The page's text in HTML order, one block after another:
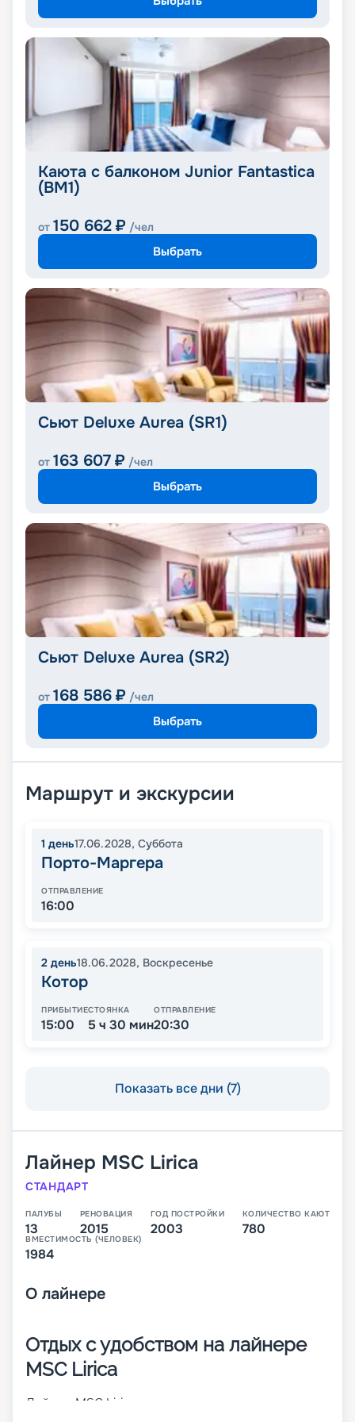
Каюта с балконом Junior Fantastica
(BM1)
от 150 662 ₽ /чел
Выбрать
Сьют Deluxe Aurea (SR1)
от 163 607 ₽ /чел
Выбрать
Сьют Deluxe Aurea (SR2)
от 168 586 ₽ /чел
Выбрать
Маршрут и экскурсии
1 день17.06.2028, Суббота
Порто-Маргера
ОТПРАВЛЕНИЕ
16:00
2 день18.06.2028, Воскресенье
Котор
ПРИБЫТИЕ
15:00
СТОЯНКА
5 ч 30 мин
ОТПРАВЛЕНИЕ
20:30
Показать все дни (7)
Лайнер MSC Lirica
СТАНДАРТ
ПАЛУБЫ
13
РЕНОВАЦИЯ
2015
ГОД ПОСТРОЙКИ
2003
КОЛИЧЕСТВО КАЮТ
780
ВМЕСТИМОСТЬ (ЧЕЛОВЕК)
1984
О лайнере
Отдых с удобством на лайнере
MSC Lirica
Лайнер MSC Lirica сочетает высокие